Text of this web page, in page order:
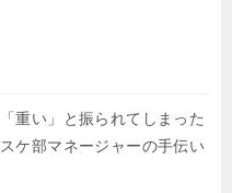
重い」と振られてしまった
ケ部マネージャーの手伝い